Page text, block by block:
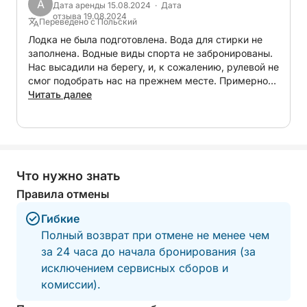
ваши пожелания, чтобы ваш день на воде прошел
именно так, как вы себе представляли. Вы
можете составить маршрут, включающий
потрясающие острова Ровиньского архипелага,
участки побережья.
Купание в спокойных, чистых водах уединенных
бухт
Сноркелинг для знакомства с местной морской
Круиз мимо изумрудных островов и живописных
A
Дата аренды 15.08.2024 · Дата
отзыва 19.08.2024
Переведено с Польский
Лодка не была подготовлена. Вода для стирки не
заполнена. Водные виды спорта не забронированы.
Нас высадили на берегу, и, к сожалению, рулевой не
смог подобрать нас на прежнем месте. Примерно
через час за нами приехала машина, и мы ехали
Читать далее
Что нужно знать
Правила отмены
Гибкие
Полный возврат при отмене не менее чем
за 24 часа до начала бронирования (за
исключением сервисных сборов и
комиссии).